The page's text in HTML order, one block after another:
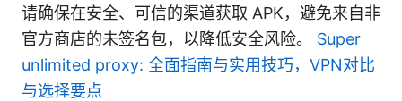
请确保在安全、可信的渠道获取 APK，避免来自非
官方商店的未签名包，以降低安全风险。 Super
unlimited proxy: 全面指南与实用技巧，VPN对比
与选择要点